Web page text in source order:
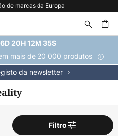
de marcas da Europa
20H 12M 33S
mais de 20 000 produtos
da newsletter
Filtro